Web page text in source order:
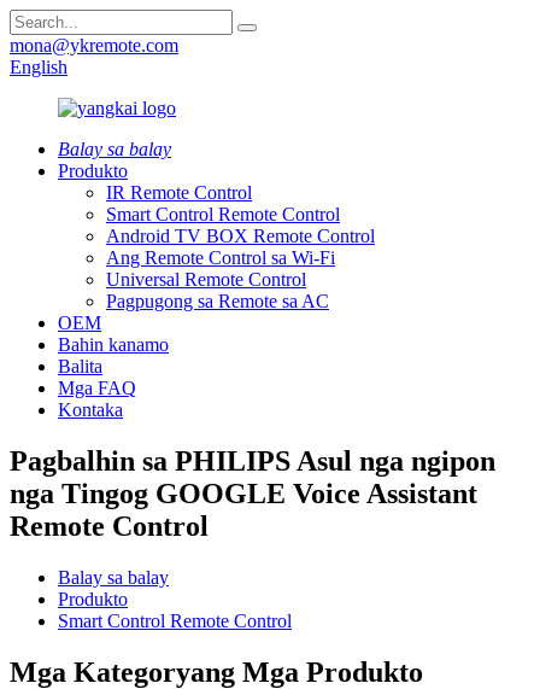
mona@ykremote.com
English
Balay sa balay
Produkto
IR Remote Control
Smart Control Remote Control
Android TV BOX Remote Control
Ang Remote Control sa Wi-Fi
Universal Remote Control
Pagpugong sa Remote sa AC
OEM
Bahin kanamo
Balita
Mga FAQ
Kontaka
Pagbalhin sa PHILIPS Asul nga ngipon
nga Tingog GOOGLE Voice Assistant
Remote Control
Balay sa balay
Produkto
Smart Control Remote Control
Mga Kategoryang Mga Produkto